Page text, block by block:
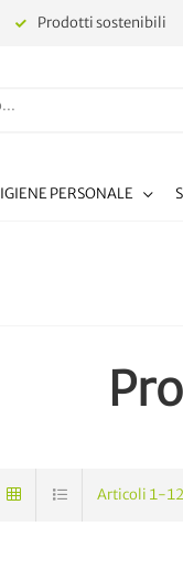
Prodotti sostenibili
IGIENE PERSONALE
Articoli 1-12